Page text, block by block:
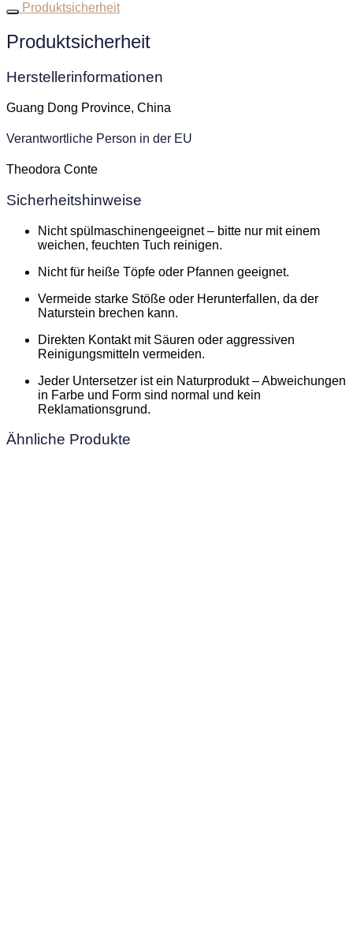
Produktsicherheit
Produktsicherheit
Herstellerinformationen
Guang Dong Province, China
Verantwortliche Person in der EU
Theodora Conte
Sicherheitshinweise
Nicht spülmaschinengeeignet – bitte nur mit einem
weichen, feuchten Tuch reinigen.
Nicht für heiße Töpfe oder Pfannen geeignet.
Vermeide starke Stöße oder Herunterfallen, da der
Naturstein brechen kann.
Direkten Kontakt mit Säuren oder aggressiven
Reinigungsmitteln vermeiden.
Jeder Untersetzer ist ein Naturprodukt – Abweichungen
in Farbe und Form sind normal und kein
Reklamationsgrund.
Ähnliche Produkte